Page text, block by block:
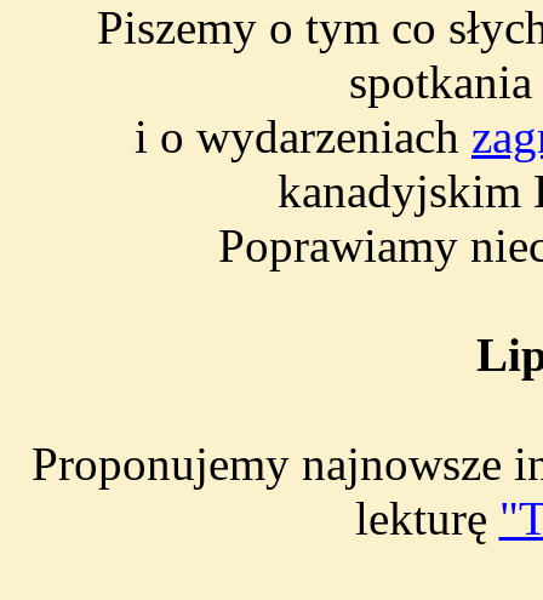
Piszemy o tym co
i o wydarzeniach
kanadyjskim
Poprawiamy
Proponujemy najnowsze
lekturę